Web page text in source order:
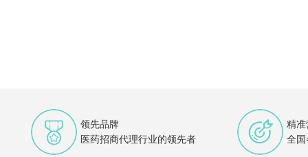
领先品牌
医药招商代理行业的领先者
精
全